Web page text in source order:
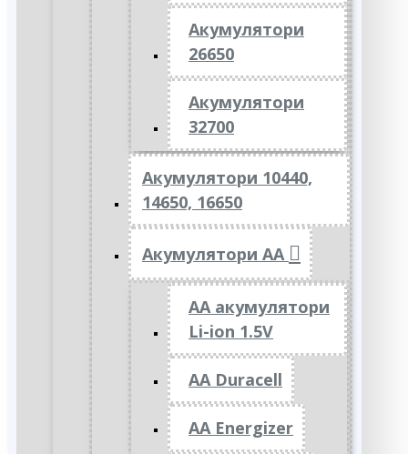
Акумулятори
26650
Акумулятори
32700
Акумулятори 10440,
14650, 16650
Акумулятори АА
AA акумулятори
Li-ion 1.5V
AA Duracell
AA Energizer